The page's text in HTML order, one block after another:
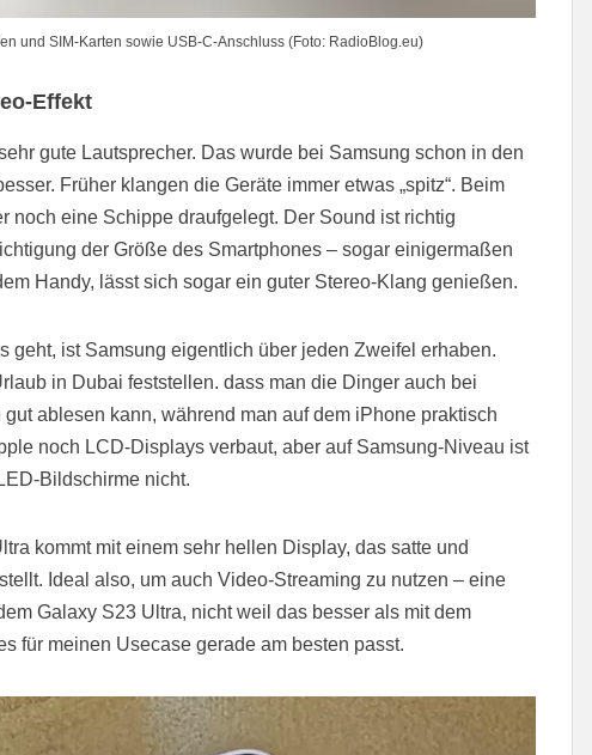
und SIM-Karten sowie USB-C-Anschluss (Foto: RadioBlog.eu)
Effekt
gute Lautsprecher. Das wurde bei Samsung schon in den
Früher klangen die Geräte immer etwas „spitz“. Beim
noch eine Schippe draufgelegt. Der Sound ist richtig
der Größe des Smartphones – sogar einigermaßen
Handy, lässt sich sogar ein guter Stereo-Klang genießen.
geht, ist Samsung eigentlich über jeden Zweifel erhaben.
in Dubai feststellen. dass man die Dinger auch bei
ablesen kann, während man auf dem iPhone praktisch
noch LCD-Displays verbaut, aber auf Samsung-Niveau ist
Bildschirme nicht.
kommt mit einem sehr hellen Display, das satte und
Ideal also, um auch Video-Streaming zu nutzen – eine
Galaxy S23 Ultra, nicht weil das besser als mit dem
für meinen Usecase gerade am besten passt.